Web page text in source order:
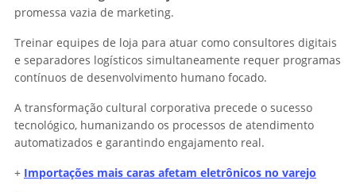
promessa vazia de marketing.
Treinar equipes de loja para atuar como consultores digitais
e separadores logísticos simultaneamente requer programas
contínuos de desenvolvimento humano focado.
A transformação cultural corporativa precede o sucesso
tecnológico, humanizando os processos de atendimento
automatizados e garantindo engajamento real.
+ Importações mais caras afetam eletrônicos no varejo